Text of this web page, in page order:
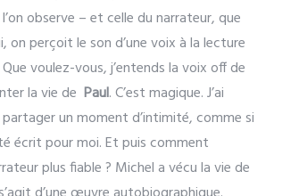
observe – et celle du narrateur, que
on perçoit le son d’une voix à la lecture
voulez-vous, j’entends la voix off de
la vie dePaul. C’est magique. J’ai
partager un moment d’intimité, comme si
écrit pour moi. Et puis comment
plus fiable ? Michel a vécu la vie de